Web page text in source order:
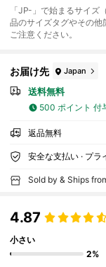
「JP-」で始まるサイ
品のサイズタグやその他
ご注意ください。
お届け先 Japan
送料無料
500 ポイント 付
返品無料
安全な支払い · プラ
Sold by & Ships
4.87
小さい
2%